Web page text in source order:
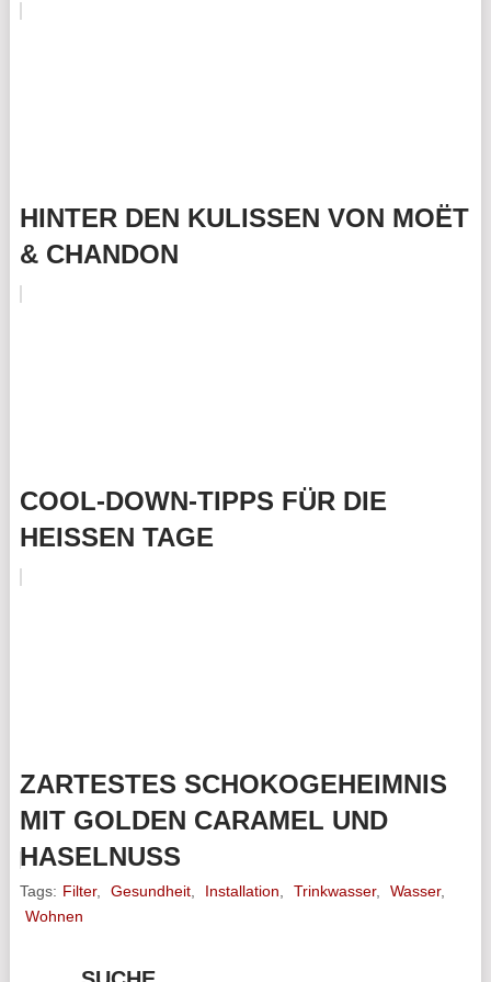
HINTER DEN KULISSEN VON MOËT
& CHANDON
COOL-DOWN-TIPPS FÜR DIE
HEISSEN TAGE
ZARTESTES SCHOKOGEHEIMNIS
MIT GOLDEN CARAMEL UND
HASELNUSS
Tags: Filter, Gesundheit, Installation, Trinkwasser, Wasser,
Wohnen